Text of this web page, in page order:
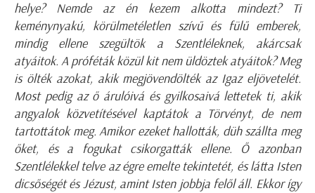
helye? Nemde az én kezem alkotta mindezt? Ti
keménynyakú, körülmetéletlen szívű és fülű emberek,
mindig ellene szegültök a Szentléleknek, akárcsak
atyáitok. A próféták közül kit nem üldöztek atyáitok? Meg
is ölték azokat, akik megjövendölték az Igaz eljövetelét.
Most pedig az ő árulóivá és gyilkosaivá lettetek ti, akik
angyalok közvetítésével kaptátok a Törvényt, de nem
tartottátok meg. Amikor ezeket hallották, düh szállta meg
őket, és a fogukat csikorgatták ellene. Ő azonban
Szentlélekkel telve az égre emelte tekintetét, és látta Isten
dicsőségét és Jézust, amint Isten jobbja felől áll. Ekkor így